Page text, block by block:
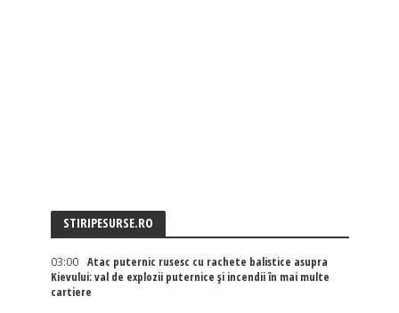
STIRIPESURSE.RO
03:00
Atac puternic rusesc cu rachete balistice asupra
Kievului: val de explozii puternice și incendii în mai multe
cartiere